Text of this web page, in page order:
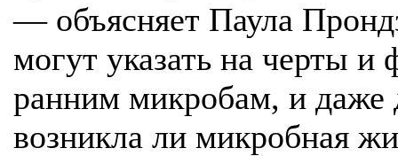
— объясняет Паула
могут указать на черты
ранним микробам, и даже
возникла ли микробная